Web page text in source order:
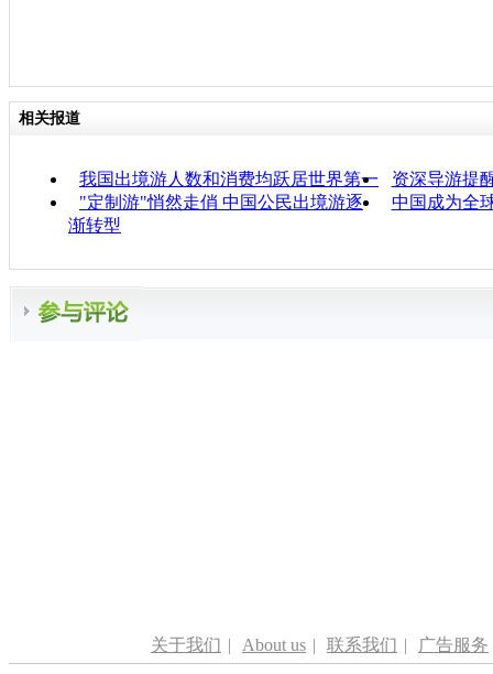
相关报道
我国出境游人数和消费均跃居世界第一
资深导游提
"定制游"悄然走俏 中国公民出境游逐
渐转型
中国成为全
关于我们 | About us | 联系我们 | 广告服务